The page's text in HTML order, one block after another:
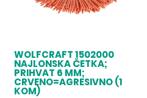
WOLFCRAFT 1502000
NAJLONSKA ČETKA;
PRIHVAT 6 MM;
CRVENO=AGRESIVNO (1
KOM)